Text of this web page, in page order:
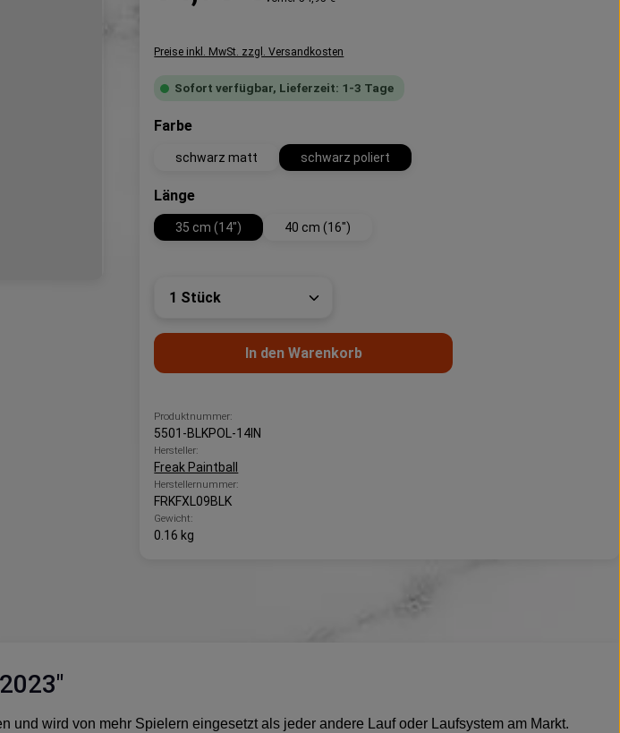
Preise inkl. MwSt. zzgl. Versandkosten
Sofort verfügbar, Lieferzeit: 1-3 Tage
Farbeauswählen
schwarz matt schwarz poliert
Längeauswählen
35 cm (14") 40 cm (16")
Produkt Anzahl: Gib den gewünschten Wert
In den Warenkorb
Produktnummer:
5501-BLKPOL-14IN
Hersteller:
Freak Paintball
Herstellernummer:
FRKFXL09BLK
Gewicht:
0.16 kg
wird von mehr Spielern eingesetzt als jeder andere Lauf oder Laufsystem am Markt.